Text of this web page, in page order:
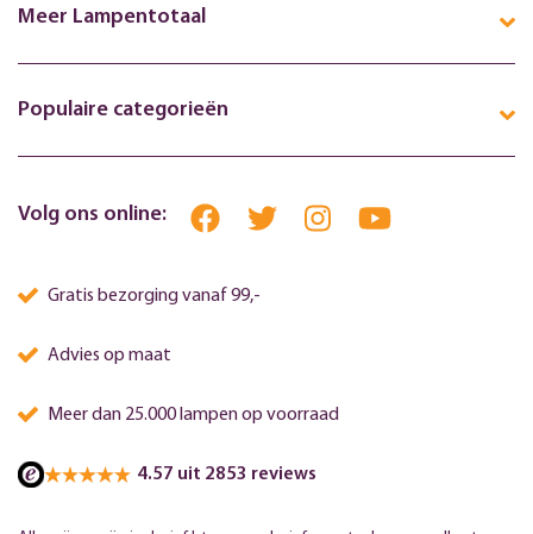
Meer Lampentotaal
Populaire categorieën
Volg ons online:
Gratis bezorging vanaf 99,-
Advies op maat
Meer dan 25.000 lampen op voorraad
4.57 uit 2853 reviews